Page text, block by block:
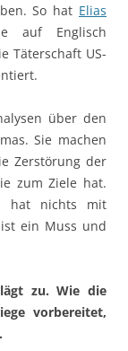
So hat Elias
auf Englisch
Täterschaft US-
über den
Sie machen
Zerstörung der
zum Ziele hat.
hat nichts mit
ein Muss und
zu. Wie die
vorbereitet,